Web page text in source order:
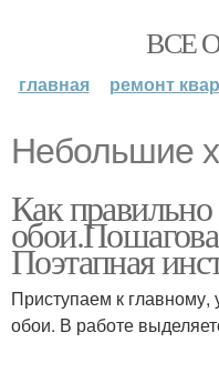
ВСЕ
главная ремонт
Небольшие
Как
Поэтапная
Приступаем к главному,
обои. В работе